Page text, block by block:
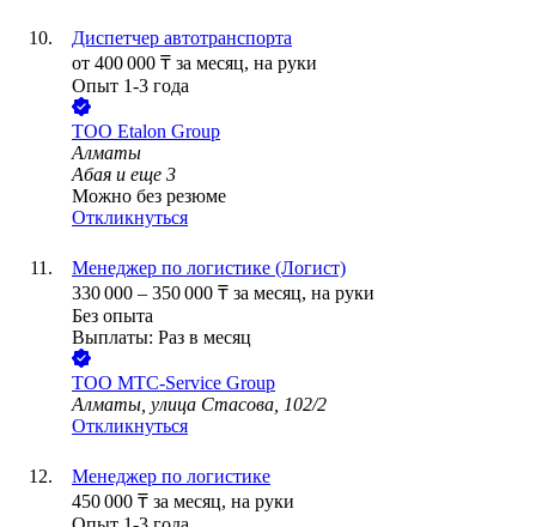
Диспетчер автотранспорта
от 400 000 ₸ за месяц, на руки
Опыт 1-3 года
ТОО Etalon Group
Алматы
Абая и еще 3
Можно без резюме
Откликнуться
Менеджер по логистике (Логист)
330 000 – 350 000 ₸ за месяц, на руки
Без опыта
Выплаты: Раз в месяц
ТОО MTC-Service Group
Алматы, улица Стасова, 102/2
Откликнуться
Менеджер по логистике
450 000 ₸ за месяц, на руки